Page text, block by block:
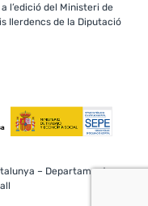
l’edició del Ministeri de
Ilerdencs de la Diputació
– Departament